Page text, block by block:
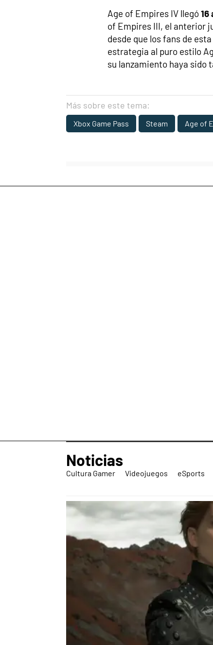
Age of Empires IV llegó16
of Empires III, el anterior
desde que los fans de
estrategia al puro estilo
su lanzamiento haya sido
Más sobre este tema:
Xbox Game Pass Steam Age of
Noticias
Cultura Gamer Videojuegos eSports